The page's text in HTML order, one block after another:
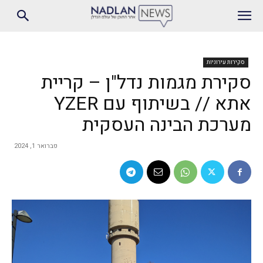
סקירות עירוניות
סקירת מגמות נדל"ן – קריית
אתא // בשיתוף עם YZER
מערכת הבינה העסקית
פברואר 1, 2024